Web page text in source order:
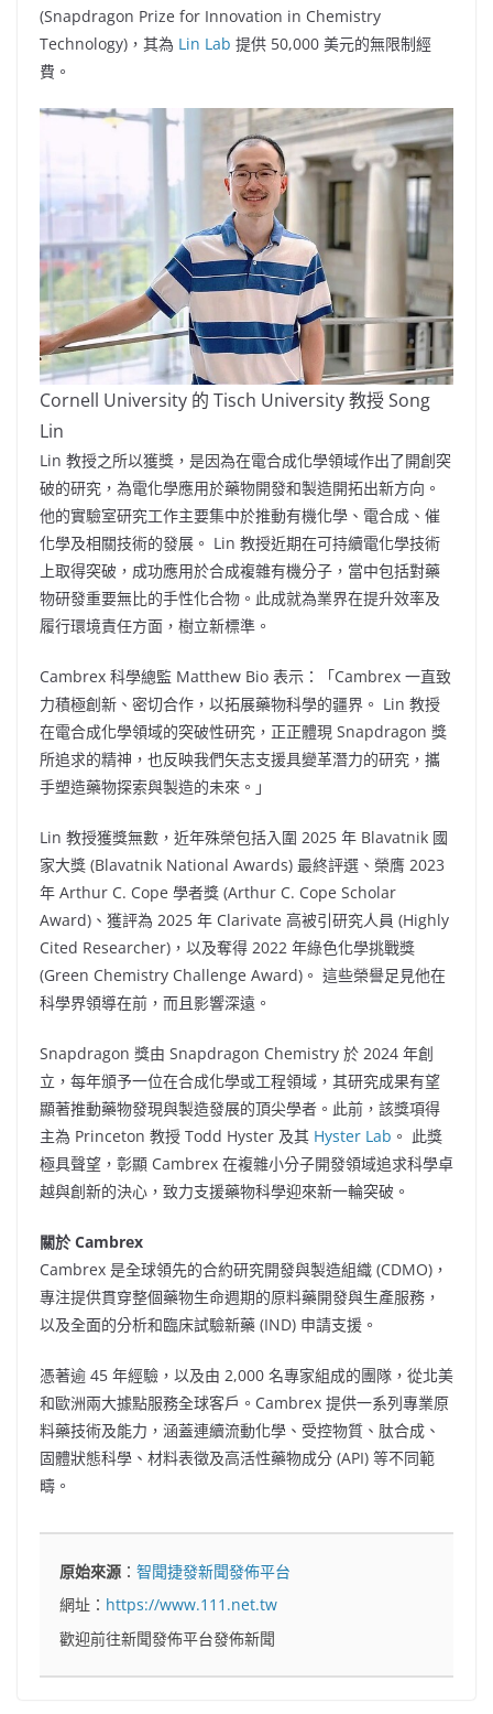
(Snapdragon Prize for Innovation in Chemistry
Technology)，其為 Lin Lab 提供 50,000 美元的無限制經
費。
Cornell University 的 Tisch University 教授 Song
Lin
Lin 教授之所以獲獎，是因為在電合成化學領域作出了開創突
破的研究，為電化學應用於藥物開發和製造開拓出新方向。
他的實驗室研究工作主要集中於推動有機化學、電合成、催
化學及相關技術的發展。 Lin 教授近期在可持續電化學技術
上取得突破，成功應用於合成複雜有機分子，當中包括對藥
物研發重要無比的手性化合物。此成就為業界在提升效率及
履行環境責任方面，樹立新標準。
Cambrex 科學總監 Matthew Bio 表示：「Cambrex 一直致
力積極創新、密切合作，以拓展藥物科學的疆界。 Lin 教授
在電合成化學領域的突破性研究，正正體現 Snapdragon 獎
所追求的精神，也反映我們矢志支援具變革潛力的研究，攜
手塑造藥物探索與製造的未來。」
Lin 教授獲獎無數，近年殊榮包括入圍 2025 年 Blavatnik 國
家大獎 (Blavatnik National Awards) 最終評選、榮膺 2023
年 Arthur C. Cope 學者獎 (Arthur C. Cope Scholar
Award)、獲評為 2025 年 Clarivate 高被引研究人員 (Highly
Cited Researcher)，以及奪得 2022 年綠色化學挑戰獎
(Green Chemistry Challenge Award)。 這些榮譽足見他在
科學界領導在前，而且影響深遠。
Snapdragon 獎由 Snapdragon Chemistry 於 2024 年創
立，每年頒予一位在合成化學或工程領域，其研究成果有望
顯著推動藥物發現與製造發展的頂尖學者。此前，該獎項得
主為 Princeton 教授 Todd Hyster 及其 Hyster Lab 。 此獎
極具聲望，彰顯 Cambrex 在複雜小分子開發領域追求科學卓
越與創新的決心，致力支援藥物科學迎來新一輪突破。
關於 Cambrex
Cambrex 是全球領先的合約研究開發與製造組織 (CDMO)，
專注提供貫穿整個藥物生命週期的原料藥開發與生產服務，
以及全面的分析和臨床試驗新藥 (IND) 申請支援。
憑著逾 45 年經驗，以及由 2,000 名專家組成的團隊，從北美
和歐洲兩大據點服務全球客戶。Cambrex 提供一系列專業原
料藥技術及能力，涵蓋連續流動化學、受控物質、肽合成、
固體狀態科學、材料表徵及高活性藥物成分 (API) 等不同範
疇。
原始來源 ：智聞捷發新聞發佈平台
網址： https://www.111.net.tw
歡迎前往新聞發佈平台發佈新聞